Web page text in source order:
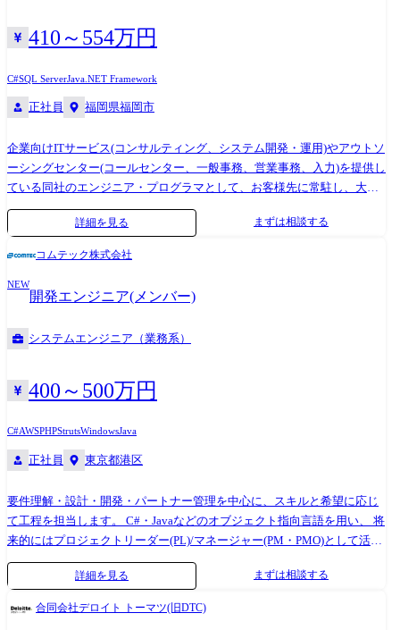
領域も含む ・すべてプライム案件で、数人月の小規模案件から数百人月
の大規模案件まで、様々なプロジェクトが存在 ・企画・提案、要件定義
ームリーダーを担当
410～554万円
C#SQL ServerJava .NET Framework
正社員 福岡県福岡市
企業向けITサービス(コンサルティング、システム開発・運用)やアウトソ
ーシングセンター(コールセンター、一般事務、営業事務、入力)を提供し
ている同社のエンジニア・プログラマとして、お客様先に常駐し、大手
企業や地元企業向けの業務システムの設計、開発及び運用に携わってい
ただきます。 同社事業所内で仕事をしていただくこともあります。 ま
た、研修制度も他拠点と連携をとり自分自身のスキルアップを図ること
てることができます。 <使用言語> Java、.Net、C#、SQL、高速開発ツー
ル、他 <教育制度> 業務を通して社員がスキルアップし自らの描くキャリ
アを実現できるように、それぞれの役割や目的にあった教育研修を用意
し、人材の育成にも力を入れています。
詳細を見る まずは相談する
コムテック株式会社
NEW
開発エンジニア(メンバー)
システムエンジニア（業務系）
400～500万円
C#AWSPHPStrutsWindowsJava
正社員 東京都港区
要件理解・設計・開発・パートナー管理を中心に、スキルと希望に応じ
て工程を担当します。 C#・Javaなどのオブジェクト指向言語を用い、 将
来的にはプロジェクトリーダー(PL)/マネージャー(PM・PMO)として活躍
可能です。 【プロジェクト例】 ●品質保証部門向け 故障情報受付・分析
システム開発(AWS) ●SAP連携ワークフロー開発(AWS) ●ECサイトおよび
詳細を見る まずは相談する
合同会社デロイト トーマツ(旧DTC)